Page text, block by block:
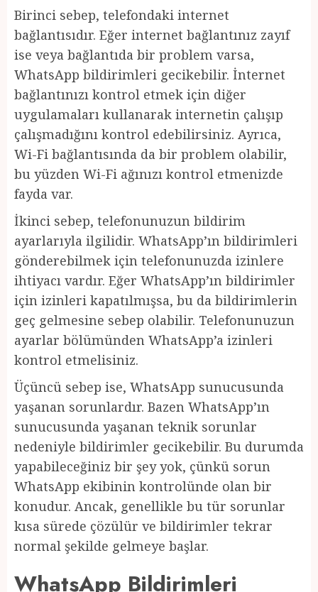
Birinci sebep, telefondaki internet
bağlantısıdır. Eğer internet bağlantınız zayıf
ise veya bağlantıda bir problem varsa,
WhatsApp bildirimleri gecikebilir. İnternet
bağlantınızı kontrol etmek için diğer
uygulamaları kullanarak internetin çalışıp
çalışmadığını kontrol edebilirsiniz. Ayrıca,
Wi-Fi bağlantısında da bir problem olabilir,
bu yüzden Wi-Fi ağınızı kontrol etmenizde
fayda var.
İkinci sebep, telefonunuzun bildirim
ayarlarıyla ilgilidir. WhatsApp’ın bildirimleri
gönderebilmek için telefonunuzda izinlere
ihtiyacı vardır. Eğer WhatsApp’ın bildirimler
için izinleri kapatılmışsa, bu da bildirimlerin
geç gelmesine sebep olabilir. Telefonunuzun
ayarlar bölümünden WhatsApp’a izinleri
kontrol etmelisiniz.
Üçüncü sebep ise, WhatsApp sunucusunda
yaşanan sorunlardır. Bazen WhatsApp’ın
sunucusunda yaşanan teknik sorunlar
nedeniyle bildirimler gecikebilir. Bu durumda
yapabileceğiniz bir şey yok, çünkü sorun
WhatsApp ekibinin kontrolünde olan bir
konudur. Ancak, genellikle bu tür sorunlar
kısa sürede çözülür ve bildirimler tekrar
normal şekilde gelmeye başlar.
WhatsApp Bildirimleri